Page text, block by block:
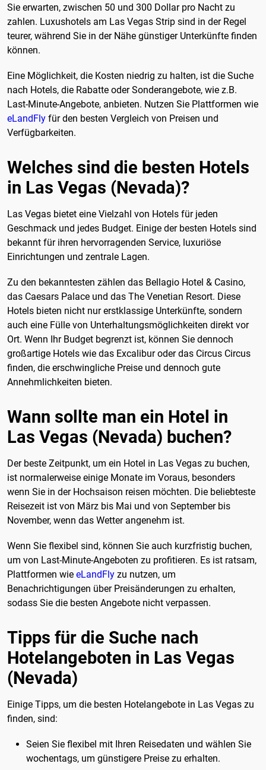
Sie erwarten, zwischen 50 und 300 Dollar pro Nacht zu
zahlen. Luxushotels am Las Vegas Strip sind in der Regel
teurer, während Sie in der Nähe günstiger Unterkünfte finden
können.
Eine Möglichkeit, die Kosten niedrig zu halten, ist die Suche
nach Hotels, die Rabatte oder Sonderangebote, wie z.B.
Last-Minute-Angebote, anbieten. Nutzen Sie Plattformen wie
eLandFly für den besten Vergleich von Preisen und
Verfügbarkeiten.
Welches sind die besten Hotels
in Las Vegas (Nevada)?
Las Vegas bietet eine Vielzahl von Hotels für jeden
Geschmack und jedes Budget. Einige der besten Hotels sind
bekannt für ihren hervorragenden Service, luxuriöse
Einrichtungen und zentrale Lagen.
Zu den bekanntesten zählen das Bellagio Hotel & Casino,
das Caesars Palace und das The Venetian Resort. Diese
Hotels bieten nicht nur erstklassige Unterkünfte, sondern
auch eine Fülle von Unterhaltungsmöglichkeiten direkt vor
Ort. Wenn Ihr Budget begrenzt ist, können Sie dennoch
großartige Hotels wie das Excalibur oder das Circus Circus
finden, die erschwingliche Preise und dennoch gute
Annehmlichkeiten bieten.
Wann sollte man ein Hotel in
Las Vegas (Nevada) buchen?
Der beste Zeitpunkt, um ein Hotel in Las Vegas zu buchen,
ist normalerweise einige Monate im Voraus, besonders
wenn Sie in der Hochsaison reisen möchten. Die beliebteste
Reisezeit ist von März bis Mai und von September bis
November, wenn das Wetter angenehm ist.
Wenn Sie flexibel sind, können Sie auch kurzfristig buchen,
um von Last-Minute-Angeboten zu profitieren. Es ist ratsam,
Plattformen wie eLandFly zu nutzen, um
Benachrichtigungen über Preisänderungen zu erhalten,
sodass Sie die besten Angebote nicht verpassen.
Tipps für die Suche nach
Hotelangeboten in Las Vegas
(Nevada)
Einige Tipps, um die besten Hotelangebote in Las Vegas zu
finden, sind:
Seien Sie flexibel mit Ihren Reisedaten und wählen Sie
wochentags, um günstigere Preise zu erhalten.